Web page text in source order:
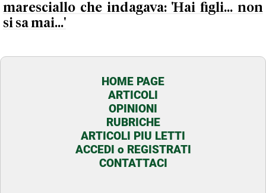
maresciallo che indagava: 'Hai figli... non
si sa mai...'
HOME PAGE
ARTICOLI
OPINIONI
RUBRICHE
ARTICOLI PIU LETTI
ACCEDI o REGISTRATI
CONTATTACI